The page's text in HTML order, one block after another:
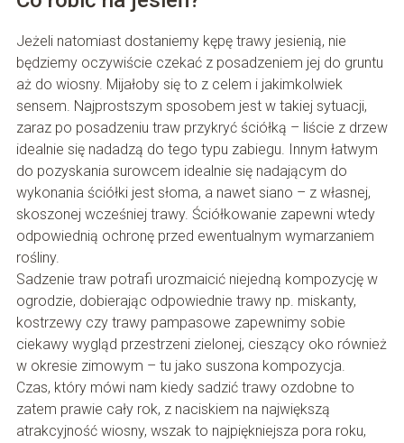
Jeżeli natomiast dostaniemy kępę trawy jesienią, nie
będziemy oczywiście czekać z posadzeniem jej do gruntu
aż do wiosny. Mijałoby się to z celem i jakimkolwiek
sensem. Najprostszym sposobem jest w takiej sytuacji,
zaraz po posadzeniu traw przykryć ściółką – liście z drzew
idealnie się nadadzą do tego typu zabiegu. Innym łatwym
do pozyskania surowcem idealnie się nadającym do
wykonania ściółki jest słoma, a nawet siano – z własnej,
skoszonej wcześniej trawy. Ściółkowanie zapewni wtedy
odpowiednią ochronę przed ewentualnym wymarzaniem
rośliny.
Sadzenie traw potrafi urozmaicić niejedną kompozycję w
ogrodzie, dobierając odpowiednie trawy np. miskanty,
kostrzewy czy trawy pampasowe zapewnimy sobie
ciekawy wygląd przestrzeni zielonej, cieszący oko również
w okresie zimowym – tu jako suszona kompozycja.
Czas, który mówi nam kiedy sadzić trawy ozdobne to
zatem prawie cały rok, z naciskiem na największą
atrakcyjność wiosny, wszak to najpiękniejsza pora roku,